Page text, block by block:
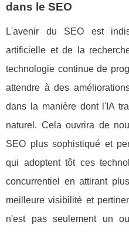
dans le SEO
L'avenir du SEO est
artificielle et de la
technologie continue de
attendre à des
dans la manière dont l'IA
naturel. Cela ouvrira de
SEO plus sophistiqué et
qui adoptent tôt ces
concurrentiel en attirant
meilleure visibilité et
n'est pas seulement un